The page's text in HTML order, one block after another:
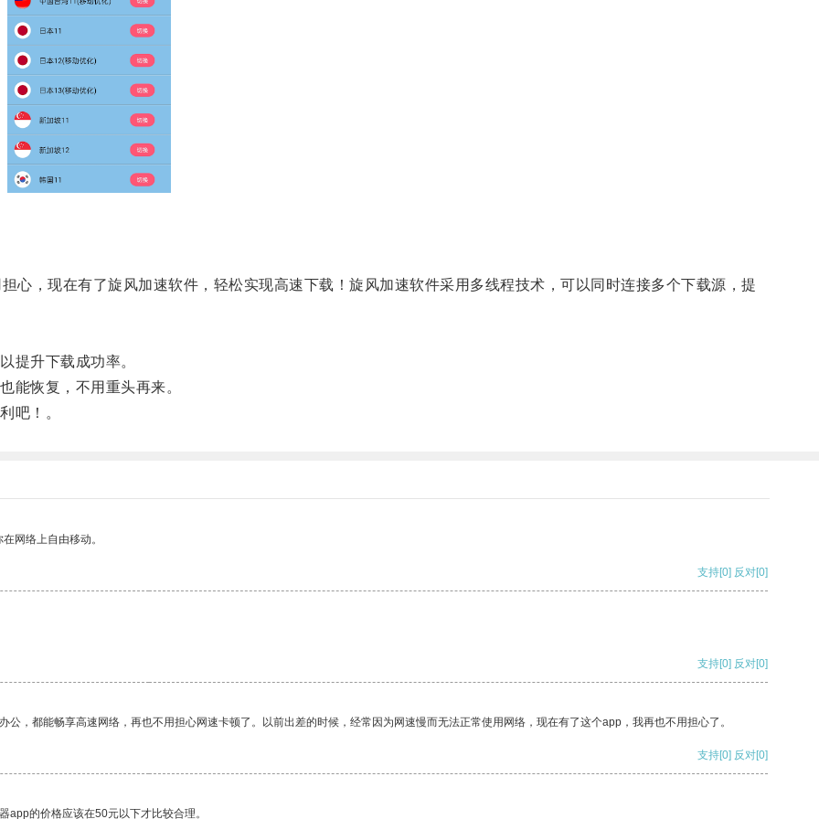
，现在有了旋风加速软件，轻松实现高速下载！旋风加速软件采用多线程技术，可以同时连接多个下载源，提
升下载成功率。
恢复，不用重头再来。
吧！。
网络上自由移动。
支持[0] 反对[0]
支持[0] 反对[0]
，都能畅享高速网络，再也不用担心网速卡顿了。以前出差的时候，经常因为网速慢而无法正常使用网络，现在有了这个app，我再也不用担心了。
支持[0] 反对[0]
app的价格应该在50元以下才比较合理。